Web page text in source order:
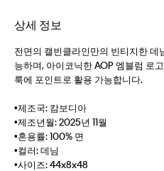
상세 정보
전면의 캘빈클라인만의 빈티지한
능하며, 아이코닉한 AOP 엠블럼 로
룩에 포인트로 활용 가능합니다.
•제조국: 캄보디아
•제조년월: 2025년 11월
•혼용률: 100% 면
•컬러: 데님
•사이즈: 44x8x48